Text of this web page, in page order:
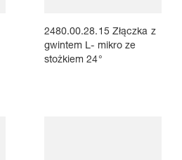
2480.00.28.15 Złączka z
gwintem L- mikro ze
stożkiem 24°